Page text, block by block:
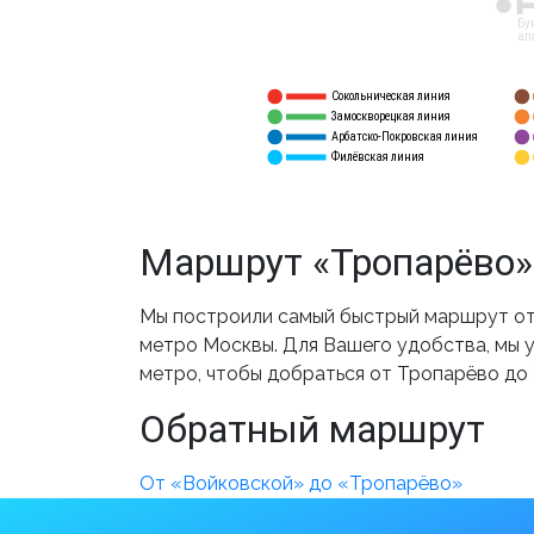
Сокольническая линия
Замоскворецкая линия
Арбатско-Покровская линия
Филёвская линия
Маршрут
Мы построили самый быстрый маршрут
метро Москвы. Для Вашего удобства, мы
метро, чтобы добраться от Тропарёво до
Обратный маршрут
От «Войковской» до «Тропарёво»